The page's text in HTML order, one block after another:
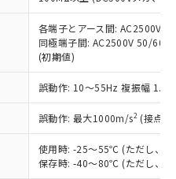
各端子とアース間: AC2500V
同極端子間: AC2500V 50/
(初期値)
誤動作: 10～55Hz 複振幅
誤動作: 最大1000m/s2 (接点
使用時: -25～55℃ (ただし、氷
保存時: -40～80℃ (ただし、氷
販売店や当社販売拠
ワーク
」をご確認
準価格結果を当社の
三者に漏洩または開
いします。
部品リスト作成サー
ただくには、I-Web
録されている必要が
および制御機器に対する
については閾値を超える意
しています。
などにより、予定
ます。
ヘキシル)) : 1000ppm
物質）のすべてが基
します。
況下において有害物
環境に深刻な影響を
ます。
社販売部門へお問
、核兵器、ミサイ
物兵器またはその他
の製造装置等に一切
を第三者に販売する
2および3の内容を当
ます。また当社は、
に係わる関係者が違
れがある場合は、取
せん。
新の在庫状況につ
様のお取引先、ま
当のオムロン制御
当社販売員にご確
、また在庫状況の
ていない機種